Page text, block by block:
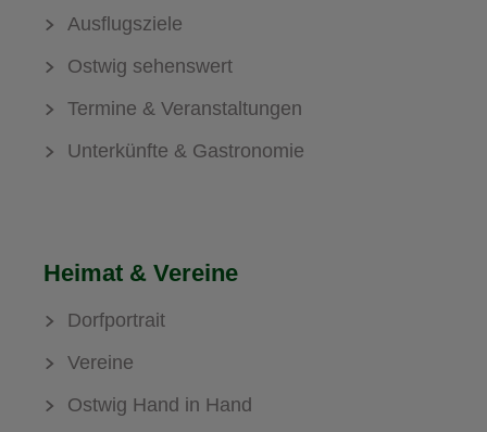
Ausflugsziele
Ostwig sehenswert
Termine & Veranstaltungen
Unterkünfte & Gastronomie
Heimat & Vereine
Dorfportrait
Vereine
Ostwig Hand in Hand